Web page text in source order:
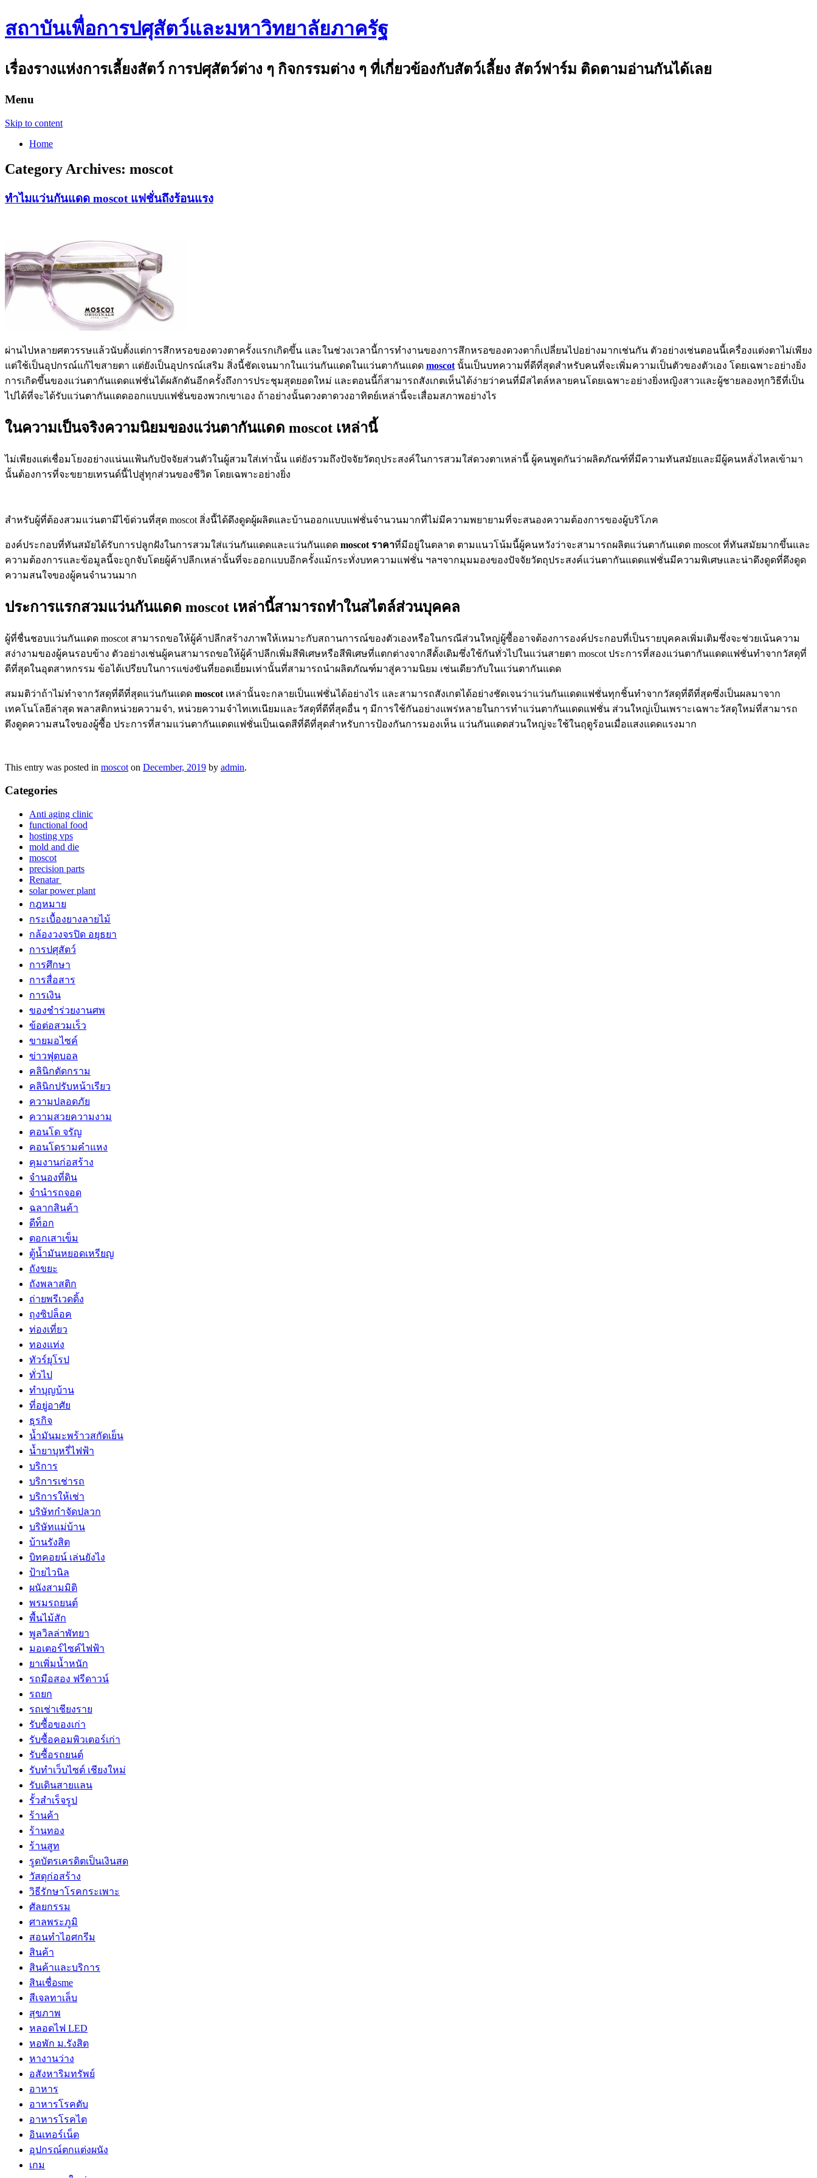
สถาบันเพื่อการปศุสัตว์และมหาวิทยาลัยภาครัฐ
เรื่องรางแห่งการเลี้ยงสัตว์ การปศุสัตว์ต่าง ๆ กิจกรรมต่าง ๆ ที่เกี่ยวข้องกับสัตว์เลี้ยง สัตว์ฟาร์ม ติดตามอ่านกันได้เลย
Menu
Skip to content
Home
Category Archives: moscot
ทำไมแว่นกันแดด moscot แฟชั่นถึงร้อนแรง
ผ่านไปหลายศตวรรษแล้วนับตั้งแต่การสึกหรอของดวงตาครั้งแรกเกิดขึ้น และในช่วงเวลานี้การทำงานของการสึกหรอของดวงตาก็เปลี่ยนไปอย่างมากเช่นกัน ตัวอย่างเช่นตอนนี้เครื่องแต่งตาไม่เพียง
แต่ใช้เป็นอุปกรณ์แก้ไขสายตา แต่ยังเป็นอุปกรณ์เสริม สิ่งนี้ชัดเจนมากในแว่นกันแดดในแว่นตากันแดด moscot นั้นเป็นบทความที่ดีที่สุดสำหรับคนที่จะเพิ่มความเป็นตัวของตัวเอง โดยเฉพาะอย่างยิ่ง
การเกิดขึ้นของแว่นตากันแดดแฟชั่นได้ผลักดันอีกครั้งถึงการประชุมสุดยอดใหม่ และตอนนี้ก็สามารถสังเกตเห็นได้ง่ายว่าคนที่มีสไตล์หลายคนโดยเฉพาะอย่างยิ่งหญิงสาวและผู้ชายลองทุกวิธีที่เป็น
ไปได้ที่จะได้รับแว่นตากันแดดออกแบบแฟชั่นของพวกเขาเอง ถ้าอย่างนั้นดวงตาดวงอาทิตย์เหล่านี้จะเสื่อมสภาพอย่างไร
ในความเป็นจริงความนิยมของแว่นตากันแดด moscot เหล่านี้
ไม่เพียงแต่เชื่อมโยงอย่างแน่นแฟ้นกับปัจจัยส่วนตัวในผู้สวมใส่เท่านั้น แต่ยังรวมถึงปัจจัยวัตถุประสงค์ในการสวมใส่ดวงตาเหล่านี้ ผู้คนพูดกันว่าผลิตภัณฑ์ที่มีความทันสมัยและมีผู้คนหลั่งไหลเข้ามา
นั้นต้องการที่จะขยายเทรนด์นี้ไปสู่ทุกส่วนของชีวิต โดยเฉพาะอย่างยิ่ง
สำหรับผู้ที่ต้องสวมแว่นตามีไข้ด่วนที่สุด moscot สิ่งนี้ได้ดึงดูดผู้ผลิตและบ้านออกแบบแฟชั่นจำนวนมากที่ไม่มีความพยายามที่จะสนองความต้องการของผู้บริโภค
องค์ประกอบที่ทันสมัยได้รับการปลูกฝังในการสวมใส่แว่นกันแดดและแว่นกันแดด moscot ราคาที่มีอยู่ในตลาด ตามแนวโน้มนี้ผู้คนหวังว่าจะสามารถผลิตแว่นตากันแดด moscot ที่ทันสมัยมากขึ้นและ
ความต้องการและข้อมูลนี้จะถูกจับโดยผู้ค้าปลีกเหล่านั้นที่จะออกแบบอีกครั้งแม้กระทั่งบทความแฟชั่น ฯลฯจากมุมมองของปัจจัยวัตถุประสงค์แว่นตากันแดดแฟชั่นมีความพิเศษและน่าดึงดูดที่ดึงดูด
ความสนใจของผู้คนจำนวนมาก
ประการแรกสวมแว่นกันแดด moscot เหล่านี้สามารถทำในสไตล์ส่วนบุคคล
ผู้ที่ชื่นชอบแว่นกันแดด moscot สามารถขอให้ผู้ค้าปลีกสร้างภาพให้เหมาะกับสถานการณ์ของตัวเองหรือในกรณีส่วนใหญ่ผู้ซื้ออาจต้องการองค์ประกอบที่เป็นรายบุคคลเพิ่มเติมซึ่งจะช่วยเน้นความ
สง่างามของผู้คนรอบข้าง ตัวอย่างเช่นผู้คนสามารถขอให้ผู้ค้าปลีกเพิ่มสีพิเศษหรือสีพิเศษที่แตกต่างจากสีดั้งเดิมซึ่งใช้กันทั่วไปในแว่นสายตา moscot ประการที่สองแว่นตากันแดดแฟชั่นทำจากวัสดุที่
ดีที่สุดในอุตสาหกรรม ข้อได้เปรียบในการแข่งขันที่ยอดเยี่ยมเท่านั้นที่สามารถนำผลิตภัณฑ์มาสู่ความนิยม เช่นเดียวกับในแว่นตากันแดด
สมมติว่าถ้าไม่ทำจากวัสดุที่ดีที่สุดแว่นกันแดด moscot เหล่านั้นจะกลายเป็นแฟชั่นได้อย่างไร และสามารถสังเกตได้อย่างชัดเจนว่าแว่นกันแดดแฟชั่นทุกชิ้นทำจากวัสดุที่ดีที่สุดซึ่งเป็นผลมาจาก
เทคโนโลยีล่าสุด พลาสติกหน่วยความจำ, หน่วยความจำไทเทเนียมและวัสดุที่ดีที่สุดอื่น ๆ มีการใช้กันอย่างแพร่หลายในการทำแว่นตากันแดดแฟชั่น ส่วนใหญ่เป็นเพราะเฉพาะวัสดุใหม่ที่สามารถ
ดึงดูดความสนใจของผู้ซื้อ ประการที่สามแว่นตากันแดดแฟชั่นเป็นเฉดสีที่ดีที่สุดสำหรับการป้องกันการมองเห็น แว่นกันแดดส่วนใหญ่จะใช้ในฤดูร้อนเมื่อแสงแดดแรงมาก
This entry was posted in moscot on December, 2019 by admin.
Categories
Anti aging clinic
functional food
hosting vps
mold and die
moscot
precision parts
Renatar
solar power plant
กฎหมาย
กระเบื้องยางลายไม้
กล้องวงจรปิด อยุธยา
การปศุสัตว์
การศึกษา
การสื่อสาร
การเงิน
ของชำร่วยงานศพ
ข้อต่อสวมเร็ว
ขายมอไซค์
ข่าวฟุตบอล
คลินิกตัดกราม
คลินิกปรับหน้าเรียว
ความปลอดภัย
ความสวยความงาม
คอนโด จรัญ
คอนโดรามคำแหง
คุมงานก่อสร้าง
จำนองที่ดิน
จำนำรถจอด
ฉลากสินค้า
ดีท็อก
ตอกเสาเข็ม
ตู้น้ำมันหยอดเหรียญ
ถังขยะ
ถังพลาสติก
ถ่ายพรีเวดดิ้ง
ถุงซิปล็อค
ท่องเที่ยว
ทองแท่ง
ทัวร์ยุโรป
ทั่วไป
ทำบุญบ้าน
ที่อยู่อาศัย
ธุรกิจ
น้ำมันมะพร้าวสกัดเย็น
น้ำยาบุหรี่ไฟฟ้า
บริการ
บริการเช่ารถ
บริการให้เช่า
บริษัทกำจัดปลวก
บริษัทแม่บ้าน
บ้านรังสิต
บิทคอยน์ เล่นยังไง
ป้ายไวนิล
ผนังสามมิติ
พรมรถยนต์
พื้นไม้สัก
พูลวิลล่าพัทยา
มอเตอร์ไซค์ไฟฟ้า
ยาเพิ่มน้ำหนัก
รถมือสอง ฟรีดาวน์
รถยก
รถเช่าเชียงราย
รับซื้อของเก่า
รับซื้อคอมพิวเตอร์เก่า
รับซื้อรถยนต์
รับทำเว็บไซต์ เชียงใหม่
รับเดินสายแลน
รั้วสำเร็จรูป
ร้านค้า
ร้านทอง
ร้านสูท
รูดบัตรเครดิตเป็นเงินสด
วัสดุก่อสร้าง
วิธีรักษาโรคกระเพาะ
ศัลยกรรม
ศาลพระภูมิ
สอนทำไอศกรีม
สินค้า
สินค้าและบริการ
สินเชื่อsme
สีเจลทาเล็บ
สุขภาพ
หลอดไฟ LED
หอพัก ม.รังสิต
หางานว่าง
อสังหาริมทรัพย์
อาหาร
อาหารโรคตับ
อาหารโรคไต
อินเทอร์เน็ต
อุปกรณ์ตกแต่งผนัง
เกม